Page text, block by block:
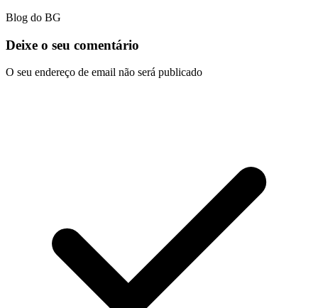
Blog do BG
Deixe o seu comentário
O seu endereço de email não será publicado